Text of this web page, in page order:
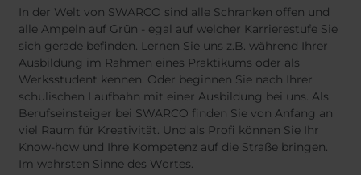
In der Welt von SWARCO sind alle Schranken offen und
alle Ampeln auf Grün - egal auf welcher Karrierestufe Sie
sich gerade befinden. Lernen Sie uns z.B. während Ihrer
Ausbildung im Rahmen eines Praktikums oder als
Werksstudent kennen. Oder beginnen Sie nach Ihrer
schulischen Laufbahn mit einer Ausbildung bei uns. Als
Berufseinsteiger bei SWARCO finden Sie von Anfang an
viel Raum für Kreativität. Und als Profi können Sie Ihr
Know-how und Ihre Kompetenz auf die Straße bringen.
Im wahrsten Sinne des Wortes.